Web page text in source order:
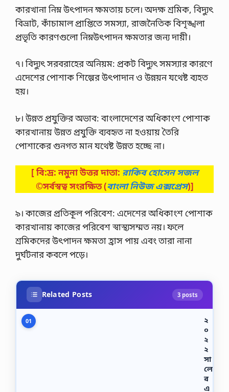
কারখানা নিম্ন উৎপাদন ক্ষমতায় চলে। অদক্ষ শ্রমিক, বিদ্যুৎ
বিভ্রাট, কাঁচামাল প্রাপ্তিতে সমস্যা, রাজনৈতিক বিশৃঙ্খলা
প্রভৃতি কারণগুলো নিম্নউৎপাদন ক্ষমতার জন্য দায়ী।
৭। বিদ্যুৎ সরবরাহের অনিয়ম: প্রকট বিদ্যুৎ সমস্যার কারণে
এদেশের পোশাক শিল্পের উৎপাদান ও উন্নয়ন যথেষ্ট ব্যহত
হয়।
৮। উন্নত প্রযুক্তির অভাব: বাংলাদেশের অধিকাংশ পোশাক
কারখানায় উন্নত প্রযুক্তি ব্যবহৃত না হওয়ায় তৈরি
পোশাকের গুনগত মান যথেষ্ট উন্নত হচ্ছে না।
[ বি:দ্র: নমুনা উত্তর দাতা: রাকিব হোসেন সজল
©সর্বস্বত্ব সংরক্ষিত(বাংলা নিউজ এক্সপ্রেস)]
৯। কাজের প্রতিকূল পরিবেশ: এদেশের অধিকাংশ পোশাক
কারখানায় কাজের পরিবেশ স্বাস্থ্যসম্মত নয়। ফলে
শ্রমিকদের উৎপাদন ক্ষমতা হ্রাস পায় এবং তারা নানা
দুর্ঘটনার কবলে পড়ে।
Related Posts 3 posts
01
২
০
২
২
সা
লে
র
এ